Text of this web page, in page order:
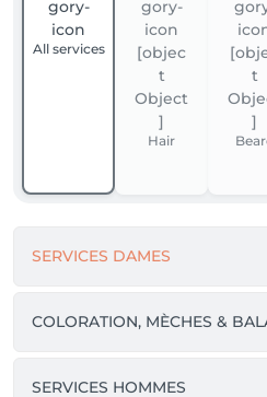
All services
Hair
SERVICES DAMES
COLORATION, MÈCHES &
SERVICES HOMMES